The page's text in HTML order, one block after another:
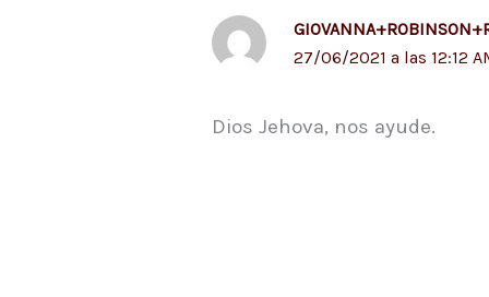
27/06/2021 a las 12:12
Dios Jehova, nos ayude.